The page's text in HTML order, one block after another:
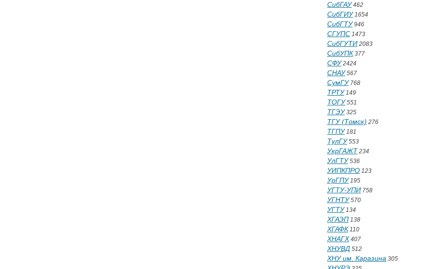
СибГАУ462
СибГИУ1654
СибГТУ946
СГУПС 1473
СибГУТИ 2083
СибУПК 377
СФУ2424
СНАУ567
СумГУ768
ТРТУ149
ТОГУ551
ТГЭУ325
ТГУ (Томск) 276
ТГПУ181
ТулГУ553
УкрГАЖТ 234
УлГТУ536
УИПКПРО 123
УрГПУ195
УГТУ-УПИ 758
УГНТУ570
УГТУ134
ХГАЭП 138
ХГАФК 110
ХНАГХ 407
ХНУВД 512
ХНУ им. Каразина 305